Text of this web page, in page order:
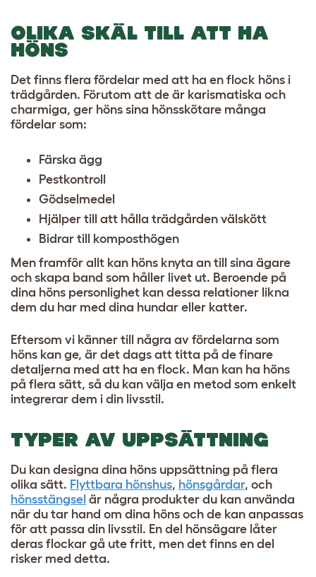
OLIKA SKÄL TILL ATT HA
HÖNS
Det finns flera fördelar med att ha en flock höns i
trädgården. Förutom att de är karismatiska och
charmiga, ger höns sina hönsskötare många
fördelar som:
Färska ägg
Pestkontroll
Gödselmedel
Hjälper till att hålla trädgården välskött
Bidrar till komposthögen
Men framför allt kan höns knyta an till sina ägare
och skapa band som håller livet ut. Beroende på
dina höns personlighet kan dessa relationer likna
dem du har med dina hundar eller katter.
Eftersom vi känner till några av fördelarna som
höns kan ge, är det dags att titta på de finare
detaljerna med att ha en flock. Man kan ha höns
på flera sätt, så du kan välja en metod som enkelt
integrerar dem i din livsstil.
TYPER AV UPPSÄTTNING
Du kan designa dina höns uppsättning på flera
olika sätt. Flyttbara hönshus, hönsgårdar, och
hönsstängsel är några produkter du kan använda
när du tar hand om dina höns och de kan anpassas
för att passa din livsstil. En del hönsägare låter
deras flockar gå ute fritt, men det finns en del
risker med detta.